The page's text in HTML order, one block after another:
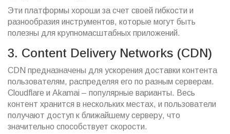
Эти платформы хороши за счет своей гибкости и
разнообразия инструментов, которые могут быть
полезны для крупномасштабных приложений.
3. Content Delivery Networks (CDN)
CDN предназначены для ускорения доставки контента
пользователям, распределяя его по разным серверам.
Cloudflare и Akamai – популярные варианты. Весь
контент хранится в нескольких местах, и пользователи
получают доступ к ближайшему серверу, что
значительно способствует скорости.